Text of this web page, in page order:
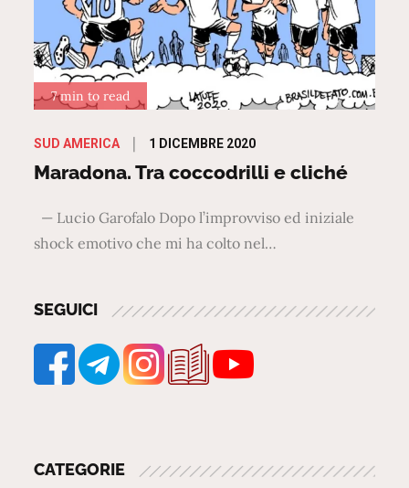
7 min to read
SUD AMERICA
Posted
on
1 DICEMBRE 2020
Maradona. Tra coccodrilli e cliché
— Lucio Garofalo Dopo l’improvviso ed iniziale
shock emotivo che mi ha colto nel…
SEGUICI
CATEGORIE